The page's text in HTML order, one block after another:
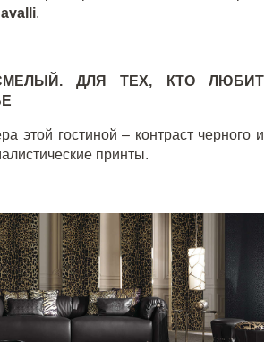
.
ДЛЯ ТЕХ, КТО ЛЮБИТ
этой гостиной – контраст черного и
принты.